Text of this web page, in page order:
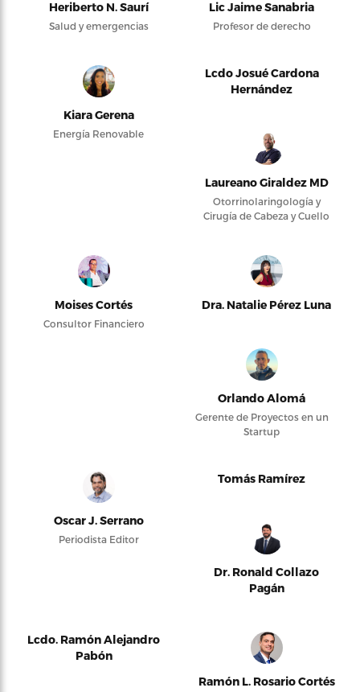
Heriberto N. Saurí
Salud y emergencias
Lic Jaime Sanabria
Profesor de derecho
Kiara Gerena
Energía Renovable
Lcdo Josué Cardona
Hernández
Laureano Giraldez MD
Otorrinolaringología y
Cirugía de Cabeza y Cuello
Moises Cortés
Consultor Financiero
Dra. Natalie Pérez Luna
Orlando Alomá
Gerente de Proyectos en un
Startup
Oscar J. Serrano
Periodista Editor
Tomás Ramírez
Dr. Ronald Collazo
Pagán
Lcdo. Ramón Alejandro
Pabón
Ramón L. Rosario Cortés